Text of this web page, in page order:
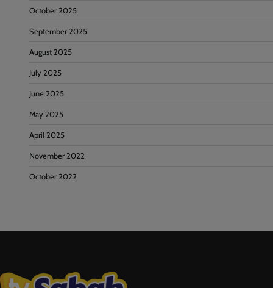
October 2025
September 2025
August 2025
July 2025
June 2025
May 2025
April 2025
November 2022
October 2022